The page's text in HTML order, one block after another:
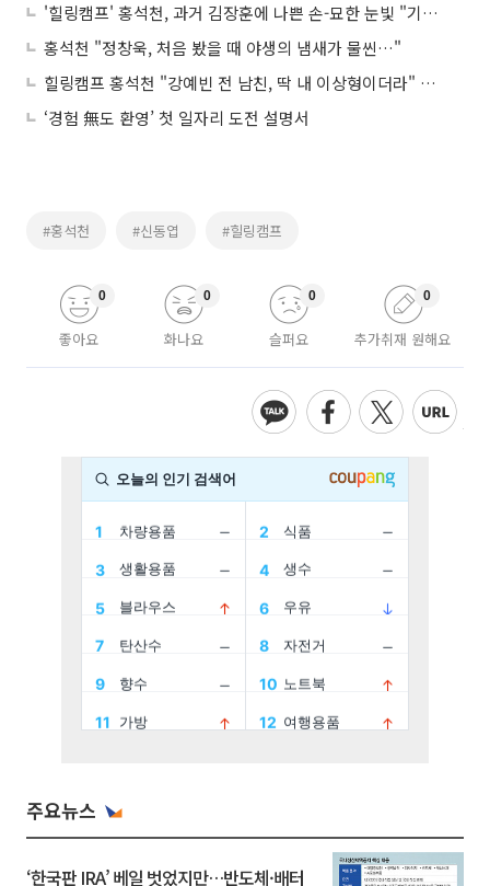
'힐링캠프' 홍석천, 과거 김장훈에 나쁜 손-묘한 눈빛 "기분 괜찮네"
홍석천 "정창욱, 처음 봤을 때 야생의 냄새가 물씬…"
힐링캠프 홍석천 "강예빈 전 남친, 딱 내 이상형이더라" 깜짝 발언
‘경험 無도 환영’ 첫 일자리 도전 설명서
#홍석천 #신동엽 #힐링캠프
좋아요
0
화나요
0
슬퍼요
0
추가취재 원해요
0
주요뉴스
‘한국판 IRA’ 베일 벗었지만…반도체·배터